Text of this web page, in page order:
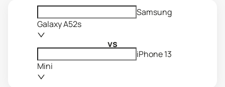
Samsung
Galaxy A52s
vs
iPhone 13
Mini